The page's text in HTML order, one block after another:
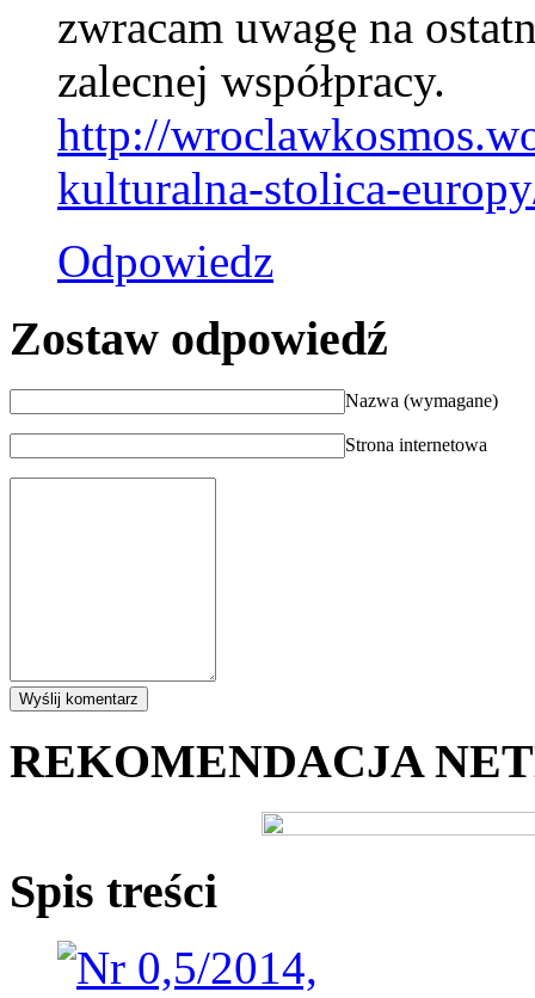
zwracam uwagę na
zalecnej współpracy.
http://
kulturalna-stolica-
Odpowiedz
Zostaw odpowiedź
Nazwa (wymagane)
Strona internetowa
REKOMENDACJA
Spis treści